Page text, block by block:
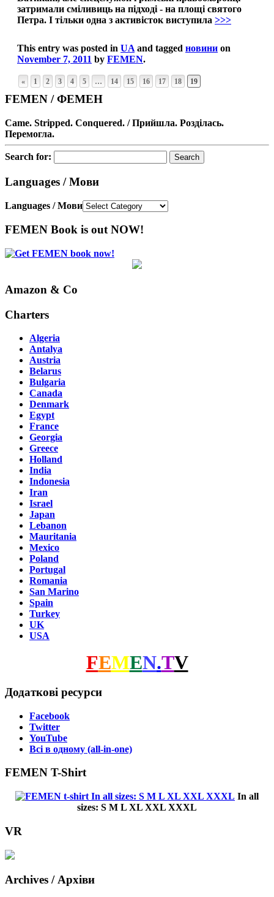
затримали сміливиць на підході - на площі святого
Петра. І тільки одна з активісток виступила >>>
This entry was posted in UAand tagged новини on
November 7, 2011 by FEMEN.
« 1 2 3 4 5 … 14 15 16 17 18 19
FEMEN / ФЕМЕН
Came. Stripped. Conquered. / Прийшла. Розділась.
Перемогла.
Search for:
Languages / Мови
Languages / Мови
FEMEN Book is out NOW!
Amazon & Co
Charters
Algeria
Antalya
Austria
Belarus
Bulgaria
Canada
Denmark
Egypt
France
Georgia
Greece
Holland
India
Indonesia
Iran
Israel
Japan
Lebanon
Mauritania
Mexico
Poland
Portugal
Romania
San Marino
Spain
Turkey
UK
USA
FEMEN.TV
Додаткові ресурси
Facebook
Twitter
YouTube
Всі в одному (all-in-one)
FEMEN T-Shirt
In all
sizes: S M L XL XXL XXXL
VR
Archives / Архіви